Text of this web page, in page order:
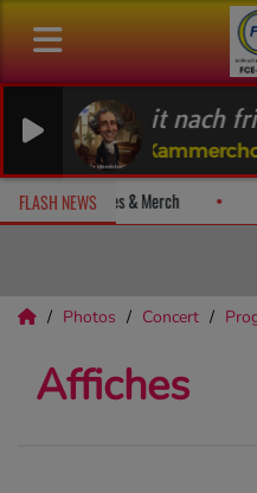
nach frischem
Kammerchor,
FLASH NEWS
album-surprise! Fan
Photos Concert
Affiches